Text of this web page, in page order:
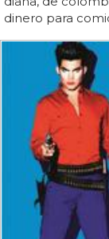
dinero para